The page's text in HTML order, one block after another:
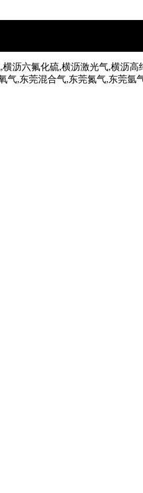
沥六氟化硫,横沥激光气,横沥
气,东莞混合气,东莞氮气,东莞氩